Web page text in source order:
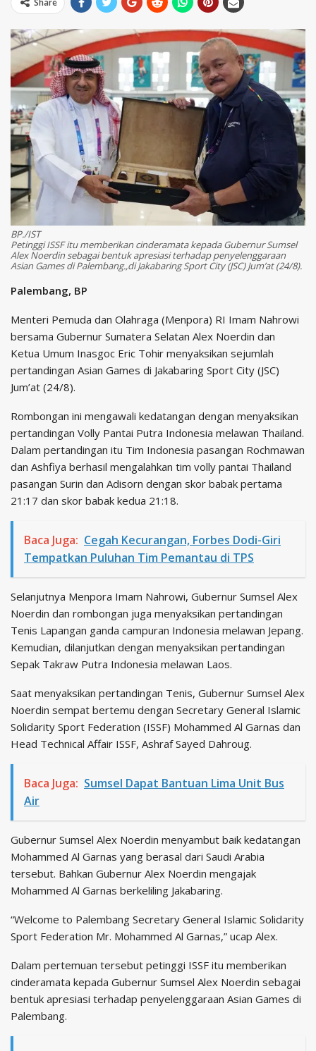
Share
BP./IST
Petinggi ISSF itu memberikan cinderamata kepada Gubernur Sumsel
Alex Noerdin sebagai bentuk apresiasi terhadap penyelenggaraan
Asian Games di Palembang.,di Jakabaring Sport City (JSC) Jum’at (24/8).
Palembang, BP
Menteri Pemuda dan Olahraga (Menpora) RI Imam Nahrowi
bersama Gubernur Sumatera Selatan Alex Noerdin dan
Ketua Umum Inasgoc Eric Tohir menyaksikan sejumlah
pertandingan Asian Games di Jakabaring Sport City (JSC)
Jum’at (24/8).
Rombongan ini mengawali kedatangan dengan menyaksikan
pertandingan Volly Pantai Putra Indonesia melawan Thailand.
Dalam pertandingan itu Tim Indonesia pasangan Rochmawan
dan Ashfiya berhasil mengalahkan tim volly pantai Thailand
pasangan Surin dan Adisorn dengan skor babak pertama
21:17 dan skor babak kedua 21:18.
Baca Juga: Cegah Kecurangan, Forbes Dodi-Giri
Tempatkan Puluhan Tim Pemantau di TPS
Selanjutnya Menpora Imam Nahrowi, Gubernur Sumsel Alex
Noerdin dan rombongan juga menyaksikan pertandingan
Tenis Lapangan ganda campuran Indonesia melawan Jepang.
Kemudian, dilanjutkan dengan menyaksikan pertandingan
Sepak Takraw Putra Indonesia melawan Laos.
Saat menyaksikan pertandingan Tenis, Gubernur Sumsel Alex
Noerdin sempat bertemu dengan Secretary General Islamic
Solidarity Sport Federation (ISSF) Mohammed Al Garnas dan
Head Technical Affair ISSF, Ashraf Sayed Dahroug.
Baca Juga: Sumsel Dapat Bantuan Lima Unit Bus
Air
Gubernur Sumsel Alex Noerdin menyambut baik kedatangan
Mohammed Al Garnas yang berasal dari Saudi Arabia
tersebut. Bahkan Gubernur Alex Noerdin mengajak
Mohammed Al Garnas berkeliling Jakabaring.
“Welcome to Palembang Secretary General Islamic Solidarity
Sport Federation Mr. Mohammed Al Garnas,” ucap Alex.
Dalam pertemuan tersebut petinggi ISSF itu memberikan
cinderamata kepada Gubernur Sumsel Alex Noerdin sebagai
bentuk apresiasi terhadap penyelenggaraan Asian Games di
Palembang.